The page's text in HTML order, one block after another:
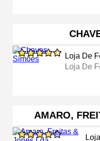
Loja De
Loja De
AMARO,